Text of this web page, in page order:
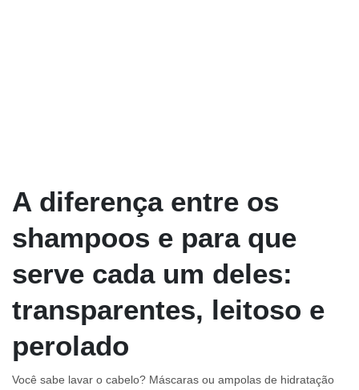
A diferença entre os
shampoos e para que
serve cada um deles:
transparentes, leitoso e
perolado
Você sabe lavar o cabelo? Máscaras ou ampolas de hidratação